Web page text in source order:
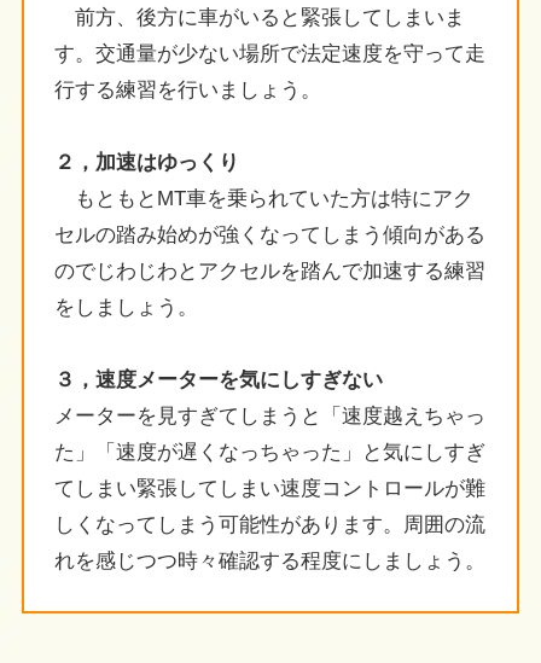
前方、後方に車がいると緊張してしまいま
す。交通量が少ない場所で法定速度を守って走
行する練習を行いましょう。
２，加速はゆっくり
もともとMT車を乗られていた方は特にアク
セルの踏み始めが強くなってしまう傾向がある
のでじわじわとアクセルを踏んで加速する練習
をしましょう。
３，速度メーターを気にしすぎない
メーターを見すぎてしまうと「速度越えちゃっ
た」「速度が遅くなっちゃった」と気にしすぎ
てしまい緊張してしまい速度コントロールが難
しくなってしまう可能性があります。周囲の流
れを感じつつ時々確認する程度にしましょう。